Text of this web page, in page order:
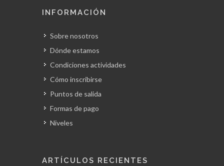
INFORMACIÓN
Sobre nosotros
Dónde estamos
Condiciones actividades
Cómo inscribirse
Puntos de salida
Formas de pago
Niveles
ARTÍCULOS RECIENTES